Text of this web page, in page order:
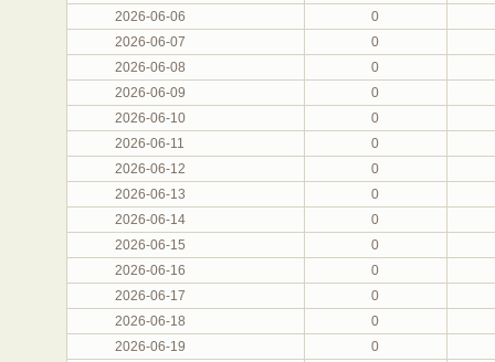
2026-06-06
0
2026-06-07
0
2026-06-08
0
2026-06-09
0
2026-06-10
0
2026-06-11
0
2026-06-12
0
2026-06-13
0
2026-06-14
0
2026-06-15
0
2026-06-16
0
2026-06-17
0
2026-06-18
0
2026-06-19
0